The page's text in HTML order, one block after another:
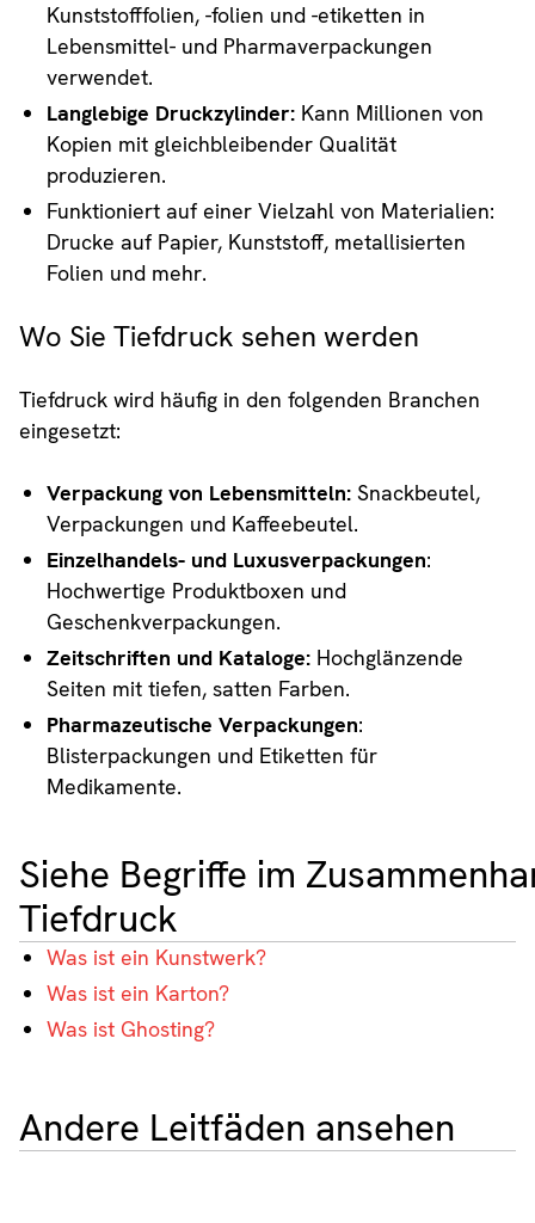
Kunststofffolien, -folien und -etiketten in
Lebensmittel- und Pharmaverpackungen
verwendet.
Langlebige Druckzylinder: Kann Millionen von
Kopien mit gleichbleibender Qualität
produzieren.
Funktioniert auf einer Vielzahl von Materialien:
Drucke auf Papier, Kunststoff, metallisierten
Folien und mehr.
Wo Sie Tiefdruck sehen werden
Tiefdruck wird häufig in den folgenden Branchen
eingesetzt:
Verpackung von Lebensmitteln:Snackbeutel,
Verpackungen und Kaffeebeutel.
Einzelhandels- und Luxusverpackungen:
Hochwertige Produktboxen und
Geschenkverpackungen.
Zeitschriften und Kataloge: Hochglänzende
Seiten mit tiefen, satten Farben.
Pharmazeutische Verpackungen:
Blisterpackungen und Etiketten für
Medikamente.
Siehe Begriffe im
Tiefdruck
Was ist ein Kunstwerk?
Was ist ein Karton?
Was ist Ghosting?
Andere Leitfäden ansehen